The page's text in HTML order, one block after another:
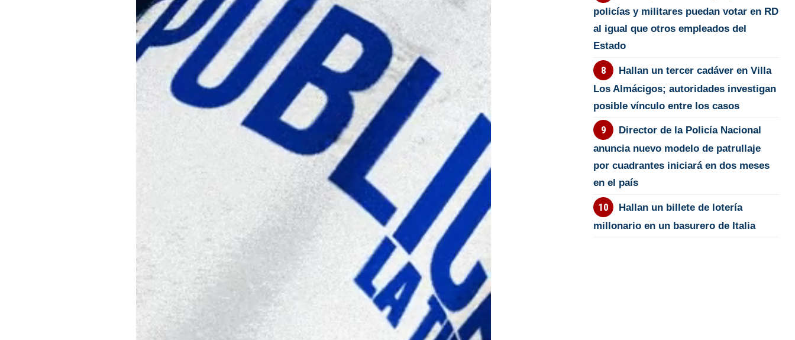
policías y militares puedan votar en RD
al igual que otros empleados del
Estado
Hallan un tercer cadáver en Villa
Los Almácigos; autoridades investigan
posible vínculo entre los casos
Director de la Policía Nacional
anuncia nuevo modelo de patrullaje
por cuadrantes iniciará en dos meses
en el país
Hallan un billete de lotería
millonario en un basurero de Italia